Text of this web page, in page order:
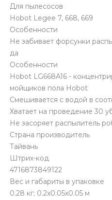
Для пылесосов
Hobot Legee 7, 668, 669
Особенности
Не забивает форсунки
да
Особенности
Hobot LG668A16 -
мойщиков пола Hobot
Смешивается с водой в
Хватает на проведение 30
Не засоряет распылитель
Страна производитель
Тайвань
Штрих-код
4716873849122
Вес и габариты в упаковке
0.28 кг; 0.2x0.05x0.05 м